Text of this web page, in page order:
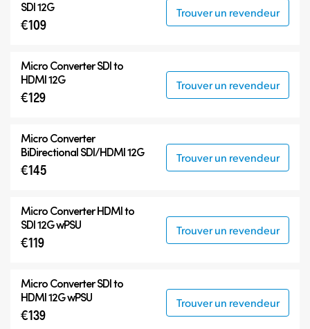
SDI 12G
€109
Trouver un revendeur
Micro ConverterSDI to
HDMI 12G
€129
Trouver un revendeur
Micro Converter
BiDirectional SDI/HDMI 12G
€145
Trouver un revendeur
Micro ConverterHDMI to
SDI 12G wPSU
€119
Trouver un revendeur
Micro ConverterSDI to
HDMI 12G wPSU
€139
Trouver un revendeur